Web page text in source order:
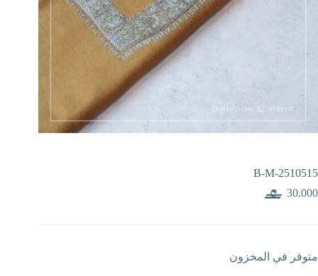
B-M-2510515
30.000
متوفر في المخزون